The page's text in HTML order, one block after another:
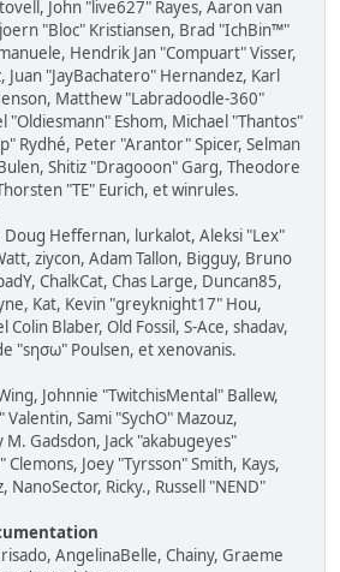
John "live627" Rayes, Aaron van
"Bloc" Kristiansen, Brad "IchBin™"
Hendrik Jan "Compuart" Visser,
Juan "JayBachatero" Hernandez, Karl
Matthew "Labradoodle-360"
"Oldiesmann" Eshom, Michael "Thantos"
Rydhé, Peter "Arantor" Spicer, Selman
Shitiz "Dragooon" Garg, Theodore
"TE" Eurich, et winrules.
Doug Heffernan, lurkalot, Aleksi "Lex"
ziycon, Adam Tallon, Bigguy, Bruno
ChalkCat, Chas Large, Duncan85,
Kat, Kevin "greyknight17" Hou,
Colin Blaber, Old Fossil, S-Ace, shadav,
"sησω" Poulsen, et xenovanis.
Johnnie "TwitchisMental" Ballew,
Sami "SychO" Mazouz,
Gadsdon, Jack "akabugeyes"
Clemons, Joey "Tyrsson" Smith, Kays,
NanoSector, Ricky., Russell "NEND"
AngelinaBelle, Chainy, Graeme